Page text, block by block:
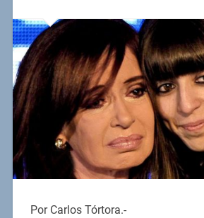
Por Carlos Tórtora.-